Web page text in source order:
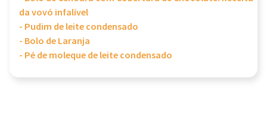
da vovó infalível
- Pudim de leite condensado
- Bolo de Laranja
- Pé de moleque de leite condensado